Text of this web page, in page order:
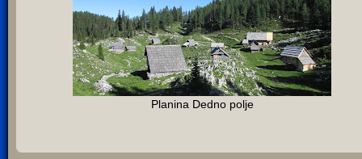
Planina Dedno polje